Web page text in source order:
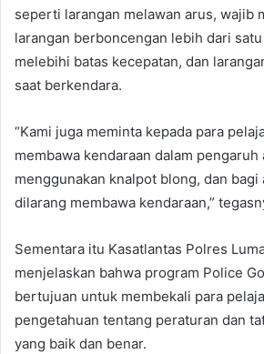
seperti larangan melawan arus, wajib
larangan berboncengan lebih dari
melebihi batas kecepatan, dan
saat berkendara.
“Kami juga meminta kepada para
membawa kendaraan dalam
menggunakan knalpot blong, dan bagi
dilarang membawa kendaraan,”
Sementara itu Kasatlantas Polres
menjelaskan bahwa program Police
bertujuan untuk membekali para
pengetahuan tentang peraturan dan
yang baik dan benar.